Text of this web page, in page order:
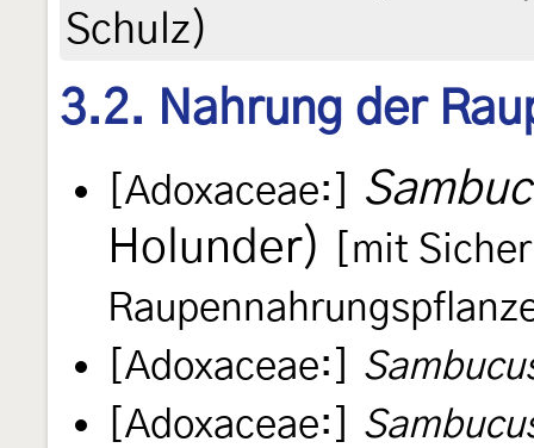
Schulz)
3.2. Nahrung der
[Adoxaceae:]
Holunder)
[mit
[Adoxaceae:]
[Adoxaceae:]